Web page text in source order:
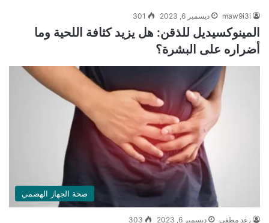
maw9i3i ديسمبر 6, 2023 301
المينوكسيديل للذقن: هل يزيد كثافة اللحية وما
أضراره على البشرة؟
صحة الجهاز الهضمي
رغد مطفي ديسمبر 6, 2023 303